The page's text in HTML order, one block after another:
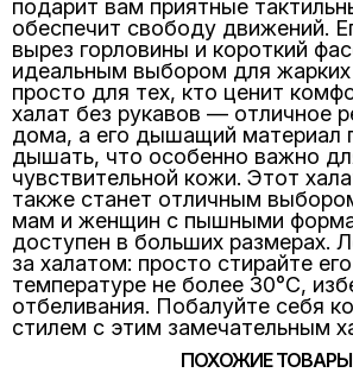
подарит вам приятные
обеспечит свободу движений.
вырез горловины и короткий
идеальным выбором для жарких
просто для тех, кто ценит
халат без рукавов — отличное
дома, а его дышащий материал
дышать, что особенно важно
чувствительной кожи. Этот
также станет отличным
мам и женщин с пышными
доступен в больших размерах.
за халатом: просто стирайте
температуре не более 30°C,
отбеливания. Побалуйте себя
стилем с этим замечательным
ПОХОЖИЕ ТОВАРЫ